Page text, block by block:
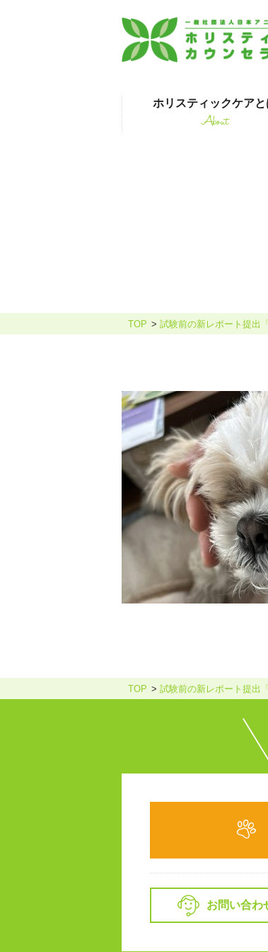
ホリスティックケアと
About
ホリスティックケア
TOP 試験前の新レポート提出
TOP 試験前の新レポート提出
お問い合わ